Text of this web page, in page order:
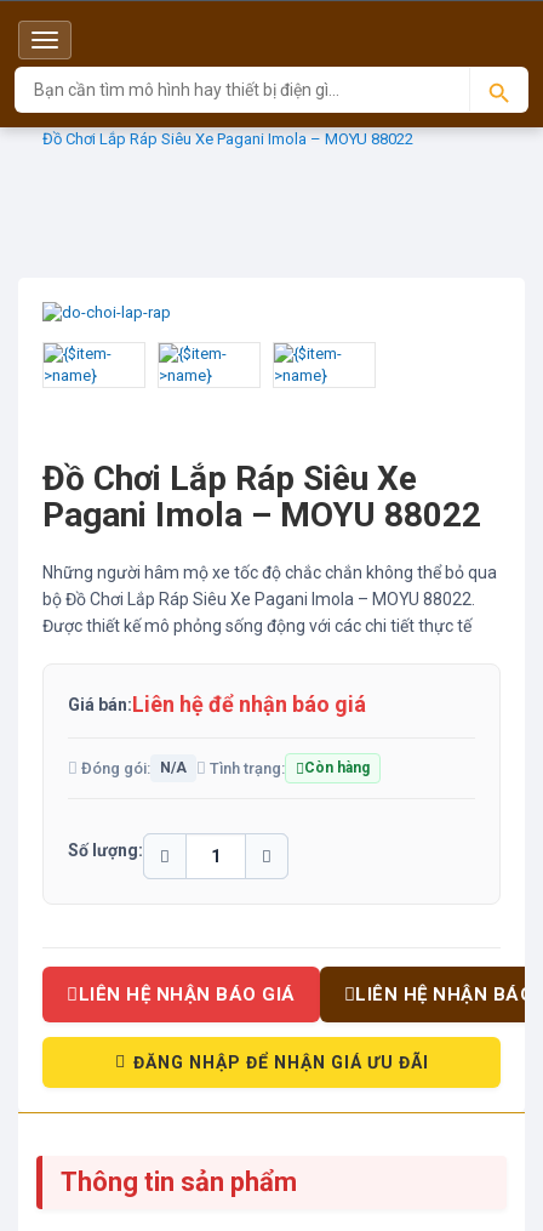
Menu
Top
Sản phẩm MOYU
Đồ Chơi Lắp Ráp Siêu Xe Pagani Imola – MOYU 88022
Đồ Chơi Lắp Ráp Siêu Xe
Pagani Imola – MOYU 88022
Những người hâm mộ xe tốc độ chắc chắn không thể bỏ qua
bộ Đồ Chơi Lắp Ráp Siêu Xe Pagani Imola – MOYU 88022.
Được thiết kế mô phỏng sống động với các chi tiết thực tế
Giá bán:Liên hệ để nhận báo giá
Đóng gói: N/A Tình trạng: Còn hàng
Số lượng:
LIÊN HỆ NHẬN BÁO GIÁ LIÊN HỆ NHẬN BÁO
ĐĂNG NHẬP ĐỂ NHẬN GIÁ ƯU ĐÃI
Thông tin sản phẩm